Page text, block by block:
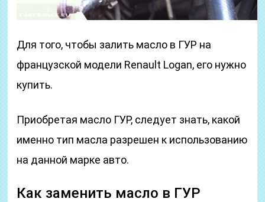
Для того, чтобы залить масло в ГУР на
французской модели Renault Logan, его нужно
купить.
Приобретая масло ГУР, следует знать, какой
именно тип масла разрешен к использованию
на данной марке авто.
Как заменить масло в ГУР